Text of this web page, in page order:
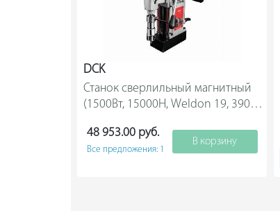
DCK
Станок сверлильный магнитный
(1500Вт, 15000Н, Weldon 19, 390
48 953.00 руб.
Все предложения: 1
В корзину